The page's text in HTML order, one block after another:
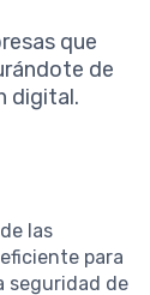
que
de
digital.
las
para
seguridad de